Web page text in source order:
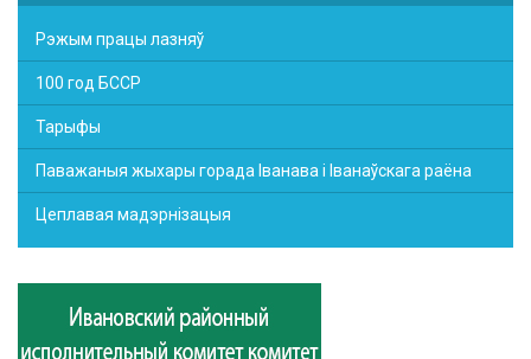
Рэжым працы лазняў
100 год БССР
Тарыфы
Паважаныя жыхары горада Іванава і Іванаўскага раёна
Цеплавая мадэрнізацыя